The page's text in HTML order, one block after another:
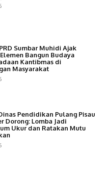
Sumbar Muhidi Ajak
Bangun Budaya
Kantibmas di
Masyarakat
Pendidikan Pulang Pisau
Dorong: Lomba Jadi
Ukur dan Ratakan Mutu